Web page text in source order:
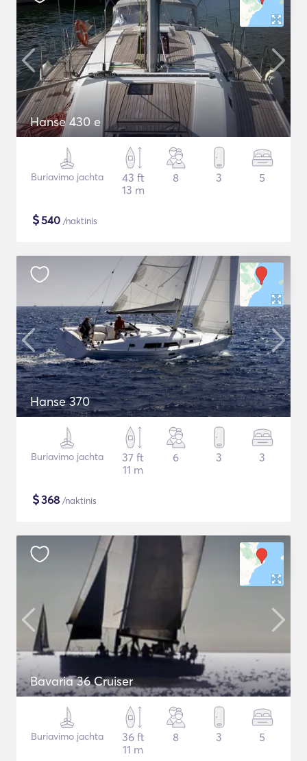
Hanse 430 e
Buriavimo jachta
43 ft
13 m
8 3 5
$540 /naktinis
Hanse 370
Buriavimo jachta
37 ft
11 m
6 3 3
$368 /naktinis
Bavaria 36 Cruiser
Buriavimo jachta
36 ft
11 m
8 3 5